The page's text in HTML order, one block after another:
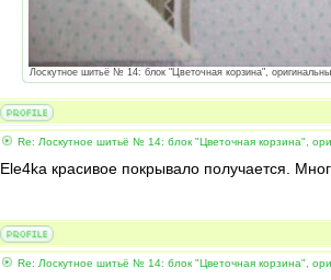
Лоскутное шитьё № 14: блок "Цветочная корзина",
Re: Лоскутное шитьё № 14: блок "Цветочная корзина",
Ele4ka красивое покрывало получается.
Re: Лоскутное шитьё № 14: блок "Цветочная корзина",